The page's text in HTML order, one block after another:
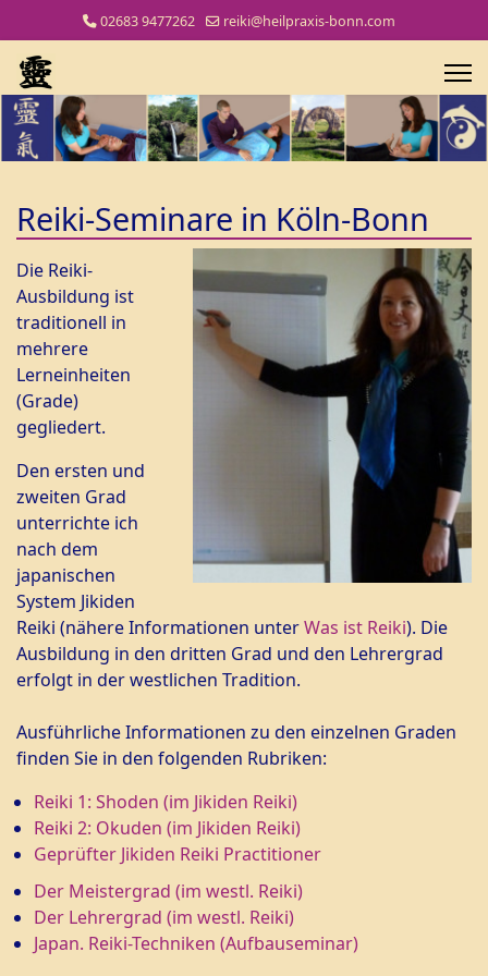
02683 9477262 reiki@heilpraxis-bonn.com
Reiki-Seminare in Köln-Bonn
Die Reiki-
Ausbildung ist
traditionell in
mehrere
Lerneinheiten
(Grade)
gegliedert.
Den ersten und
zweiten Grad
unterrichte ich
nach dem
japanischen
System Jikiden
Reiki (nähere Informationen unterWas ist Reiki). Die
Ausbildung in den dritten Grad und den Lehrergrad
erfolgt in der westlichen Tradition.
Ausführliche Informationen zu den einzelnen Graden
finden Sie in den folgenden Rubriken:
Reiki 1: Shoden (im Jikiden Reiki)
Reiki 2: Okuden (im Jikiden Reiki)
Geprüfter Jikiden Reiki Practitioner
Der Meistergrad (im westl. Reiki)
Der Lehrergrad (im westl. Reiki)
Japan. Reiki-Techniken (Aufbauseminar)